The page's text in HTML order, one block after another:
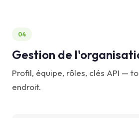
04
Gestion de
Profil, équipe, rôles, clés API —
endroit.